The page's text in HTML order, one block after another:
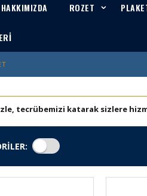
HAKKIMIZDA ROZET
tecrübemizi katarak sizlere